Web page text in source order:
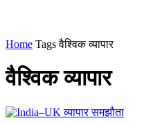
Home Tags वैश्विक व्यापार
वैश्विक व्यापार